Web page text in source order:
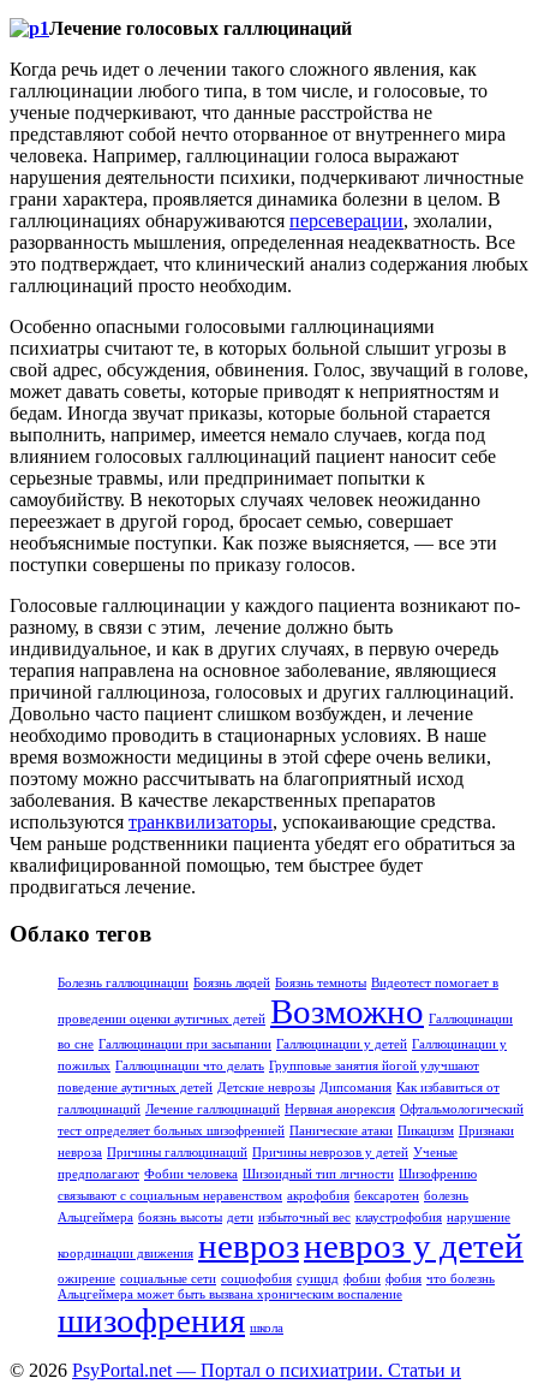
Лечение голосовых галлюцинаций
Когда речь идет о лечении такого сложного явления, как
галлюцинации любого типа, в том числе, и голосовые, то
ученые подчеркивают, что данные расстройства не
представляют собой нечто оторванное от внутреннего мира
человека. Например, галлюцинации голоса выражают
нарушения деятельности психики, подчеркивают личностные
грани характера, проявляется динамика болезни в целом. В
галлюцинациях обнаруживаются персеверации, эхолалии,
разорванность мышления, определенная неадекватность. Все
это подтверждает, что клинический анализ содержания любых
галлюцинаций просто необходим.
Особенно опасными голосовыми галлюцинациями
психиатры считают те, в которых больной слышит угрозы в
свой адрес, обсуждения, обвинения. Голос, звучащий в голове,
может давать советы, которые приводят к неприятностям и
бедам. Иногда звучат приказы, которые больной старается
выполнить, например, имеется немало случаев, когда под
влиянием голосовых галлюцинаций пациент наносит себе
серьезные травмы, или предпринимает попытки к
самоубийству. В некоторых случаях человек неожиданно
переезжает в другой город, бросает семью, совершает
необъяснимые поступки. Как позже выясняется, — все эти
поступки совершены по приказу голосов.
Голосовые галлюцинации у каждого пациента возникают по-
разному, в связи с этим, лечение должно быть
индивидуальное, и как в других случаях, в первую очередь
терапия направлена на основное заболевание, являющиеся
причиной галлюциноза, голосовых и других галлюцинаций.
Довольно часто пациент слишком возбужден, и лечение
необходимо проводить в стационарных условиях. В наше
время возможности медицины в этой сфере очень велики,
поэтому можно рассчитывать на благоприятный исход
заболевания. В качестве лекарственных препаратов
используются транквилизаторы, успокаивающие средства.
Чем раньше родственники пациента убедят его обратиться за
квалифицированной помощью, тем быстрее будет
продвигаться лечение.
Облако тегов
Болезнь галлюцинации Боязнь людей Боязнь темноты Видеотест помогает в
проведении оценки аутичных детей Возможно Галлюцинации
во сне Галлюцинации при засыпании Галлюцинации у детей Галлюцинации у
пожилых Галлюцинации что делать Групповые занятия йогой улучшают
поведение аутичных детей Детские неврозы Дипсомания Как избавиться от
галлюцинаций Лечение галлюцинаций Нервная анорексия Офтальмологический
тест определяет больных шизофренией Панические атаки Пикацизм Признаки
невроза Причины галлюцинаций Причины неврозов у детей Ученые
предполагают Фобии человека Шизоидный тип личности Шизофрению
связывают с социальным неравенством акрофобия бексаротен болезнь
Альцгеймера боязнь высоты дети избыточный вес клаустрофобия нарушение
координации движения неврозневроз у детей
ожирение социальные сети социофобия суицид фобии фобия что болезнь
Альцгеймера может быть вызвана хроническим воспаление
шизофрения школа
© 2026 PsyPortal.net — Портал о психиатрии. Статьи и